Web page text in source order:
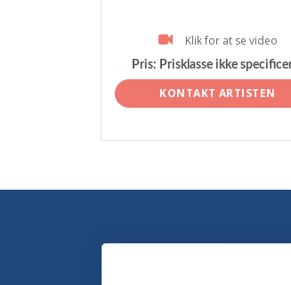
Klik for at se video
Pris: Prisklasse ikke
KONTAKT ARTISTEN